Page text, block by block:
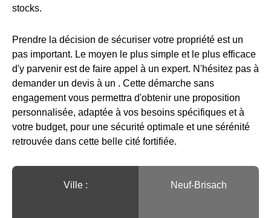
stocks.
Prendre la décision de sécuriser votre propriété est un
pas important. Le moyen le plus simple et le plus efficace
d'y parvenir est de faire appel à un expert. N'hésitez pas à
demander un devis à un . Cette démarche sans
engagement vous permettra d'obtenir une proposition
personnalisée, adaptée à vos besoins spécifiques et à
votre budget, pour une sécurité optimale et une sérénité
retrouvée dans cette belle cité fortifiée.
Ville :️ Neuf-Brisach